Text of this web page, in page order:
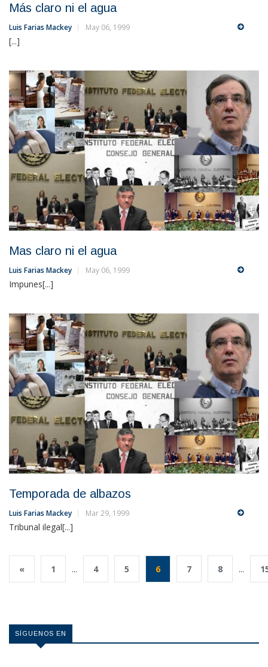
Más claro ni el agua
Luis Farias Mackey May 06, 1999
[...]
Mas claro ni el agua
Luis Farias Mackey May 06, 1999
Impunes[...]
Temporada de albazos
Luis Farias Mackey Mar 29, 1999
Tribunal ilegal[...]
« 1 ... 4 5 6 7 8 ...
SÍGUENOS EN